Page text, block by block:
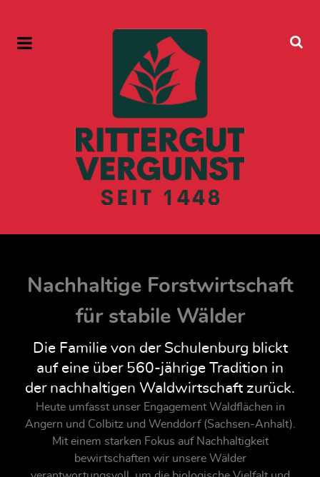
Nachhaltige Forstwirtschaft
für stabile Wälder
Die Familie von der Schulenburg blickt
auf eine über 560-jährige Tradition in
der nachhaltigen Waldwirtschaft zurück.
Heute umfasst unser Engagement Waldflächen in
Angern und Colbitz und Wenddorf (Sachsen-Anhalt).
Mit einem starken Fokus auf Nachhaltigkeit
bewirtschaften wir unsere Wälder